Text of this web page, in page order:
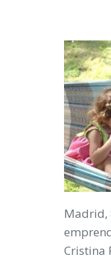
Madrid,
Cristina